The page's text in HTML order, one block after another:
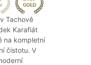
Tachově
Karafiát
na kompletní
čistotu. V